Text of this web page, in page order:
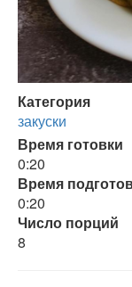
Категория
закуски
Время готовки
0:20
Время
0:20
Число порций
8